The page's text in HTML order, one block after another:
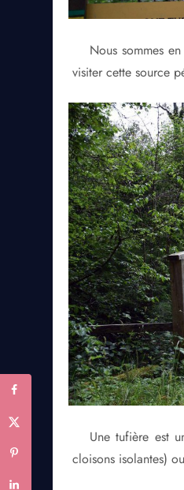
Nous sommes
visiter cette source
Une tufière est
cloisons isolantes)